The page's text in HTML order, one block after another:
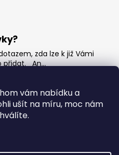
vám nabídku a
ušít na míru, moc nám
zda lze k již Vámi
přidat. An...
na jaro?
teď dostáváme je, jak
jarní...
nimi rozdíly
kouskem. Snadno se
je hračka. ...